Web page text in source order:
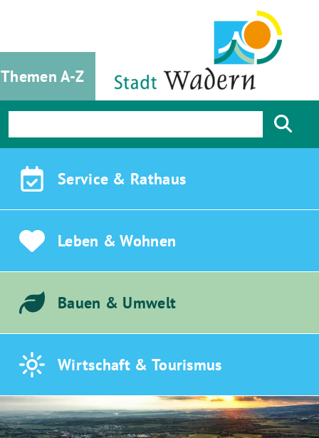
Themen A-Z
Service & Rathaus
Leben & Wohnen
Bauen & Umwelt
Wirtschaft & Tourismus